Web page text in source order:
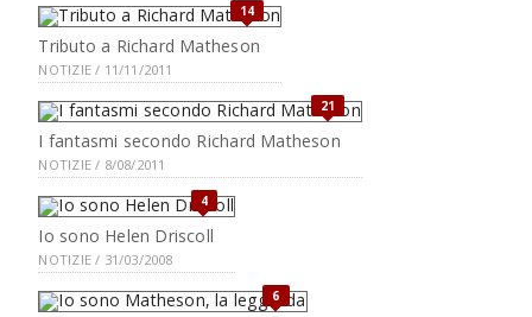
14
Tributo a Richard Matheson
NOTIZIE / 11/11/2011
21
I fantasmi secondo Richard Matheson
NOTIZIE / 8/08/2011
4
Io sono Helen Driscoll
NOTIZIE / 31/03/2008
6